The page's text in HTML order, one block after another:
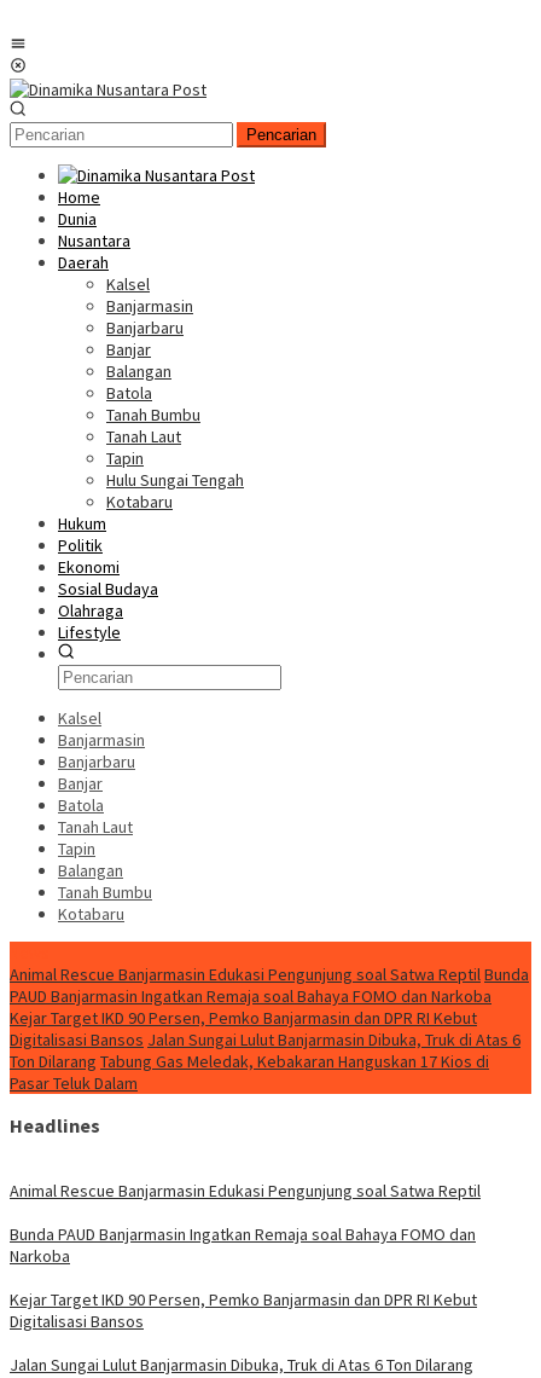
Pencarian
Home
Dunia
Nusantara
Daerah
Kalsel
Banjarmasin
Banjarbaru
Banjar
Balangan
Batola
Tanah Bumbu
Tanah Laut
Tapin
Hulu Sungai Tengah
Kotabaru
Hukum
Politik
Ekonomi
Sosial Budaya
Olahraga
Lifestyle
Kalsel
Banjarmasin
Banjarbaru
Banjar
Batola
Tanah Laut
Tapin
Balangan
Tanah Bumbu
Kotabaru
Animal Rescue Banjarmasin Edukasi Pengunjung soal Satwa ReptilBunda
PAUD Banjarmasin Ingatkan Remaja soal Bahaya FOMO dan Narkoba
Kejar Target IKD 90 Persen, Pemko Banjarmasin dan DPR RI Kebut
Digitalisasi Bansos Jalan Sungai Lulut Banjarmasin Dibuka, Truk di Atas 6
Ton Dilarang Tabung Gas Meledak, Kebakaran Hanguskan 17 Kios di
Pasar Teluk Dalam
Headlines
Animal Rescue Banjarmasin Edukasi Pengunjung soal Satwa Reptil
Bunda PAUD Banjarmasin Ingatkan Remaja soal Bahaya FOMO dan
Narkoba
Kejar Target IKD 90 Persen, Pemko Banjarmasin dan DPR RI Kebut
Digitalisasi Bansos
Jalan Sungai Lulut Banjarmasin Dibuka, Truk di Atas 6 Ton Dilarang